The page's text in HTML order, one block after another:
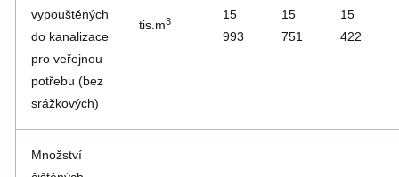
vypouštěných
do kanalizace
pro veřejnou
potřebu (bez
srážkových)
tis.m3
15
993
15
751
15
422
Množství